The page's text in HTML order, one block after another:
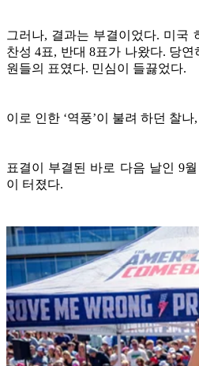
그러나, 결과는 부결이었다. 미국
찬성 4표, 반대 8표가 나왔다. 당
원들의 표였다. 민심이 들끓었다.
이로 인한 ‘역풍’이 불려 하던 찰
표결이 부결된 바로 다음 날인 9
이 터졌다.